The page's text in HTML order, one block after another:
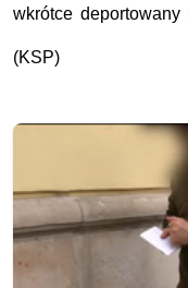
wkrótce deportowany
(KSP)